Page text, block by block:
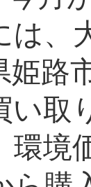
は、
姫路
い取
環境